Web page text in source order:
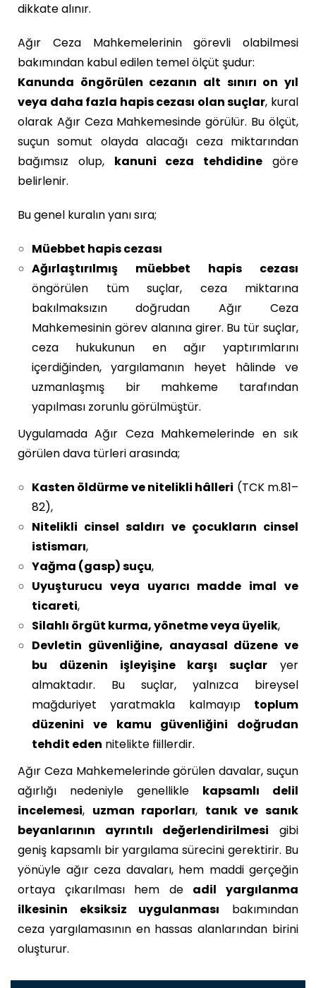
dikkate alınır.
Ağır Ceza Mahkemelerinin görevli olabilmesi
bakımından kabul edilen temel ölçüt şudur:
Kanunda öngörülen cezanın alt sınırı on yıl
veya daha fazla hapis cezası olan suçlar, kural
olarak Ağır Ceza Mahkemesinde görülür. Bu ölçüt,
suçun somut olayda alacağı ceza miktarından
bağımsız olup, kanuni ceza tehdidine göre
belirlenir.
Bu genel kuralın yanı sıra;
Müebbet hapis cezası
Ağırlaştırılmış müebbet hapis cezası
öngörülen tüm suçlar, ceza miktarına
bakılmaksızın doğrudan Ağır Ceza
Mahkemesinin görev alanına girer. Bu tür suçlar,
ceza hukukunun en ağır yaptırımlarını
içerdiğinden, yargılamanın heyet hâlinde ve
uzmanlaşmış bir mahkeme tarafından
yapılması zorunlu görülmüştür.
Uygulamada Ağır Ceza Mahkemelerinde en sık
görülen dava türleri arasında;
Kasten öldürme ve nitelikli hâlleri (TCK m.81–
82),
Nitelikli cinsel saldırı ve çocukların cinsel
istismarı,
Yağma (gasp) suçu,
Uyuşturucu veya uyarıcı madde imal ve
ticareti,
Silahlı örgüt kurma, yönetme veya üyelik,
Devletin güvenliğine, anayasal düzene ve
bu düzenin işleyişine karşı suçlar yer
almaktadır. Bu suçlar, yalnızca bireysel
mağduriyet yaratmakla kalmayıp toplum
düzenini ve kamu güvenliğini doğrudan
tehdit eden nitelikte fiillerdir.
Ağır Ceza Mahkemelerinde görülen davalar, suçun
ağırlığı nedeniyle genellikle kapsamlı delil
incelemesi, uzman raporları, tanık ve sanık
beyanlarının ayrıntılı değerlendirilmesi gibi
geniş kapsamlı bir yargılama sürecini gerektirir. Bu
yönüyle ağır ceza davaları, hem maddi gerçeğin
ortaya çıkarılması hem de adil yargılanma
ilkesinin eksiksiz uygulanması bakımından
ceza yargılamasının en hassas alanlarından birini
oluşturur.